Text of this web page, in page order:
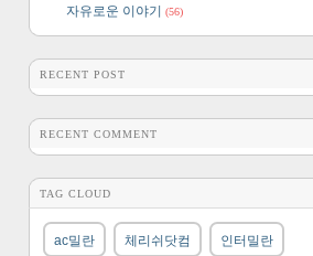
자유로운 이야기 (56)
RECENT POST
RECENT COMMENT
TAG CLOUD
ac밀란 체리쉬닷컴 인터밀란